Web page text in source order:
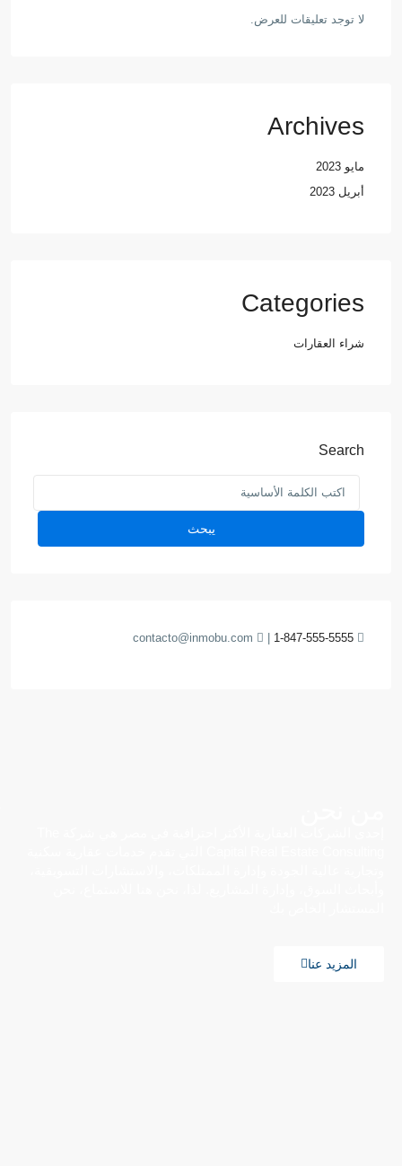
لا توجد تعليقات للعرض.
Archives
مايو 2023
أبريل 2023
Categories
شراء العقارات
Search
يبحث
1-847-555-5555
المزيد عنا